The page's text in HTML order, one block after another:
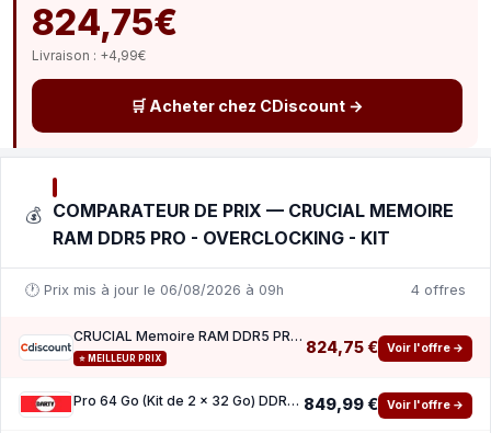
824,75€
Livraison : +4,99€
🛒 Acheter chez CDiscount →
💰 COMPARATEUR DE PRIX — CRUCIAL MEMOIRE
RAM DDR5 PRO - OVERCLOCKING - KIT
🕐 Prix mis à jour le 06/08/2026 à 09h 4 offres
CRUCIAL Memoire RAM DDR5 PRO - Overclocking - Kit 64GB (2 x 32GO) - 6400 MT s - CL40 - UDI
⭐ MEILLEUR PRIX
824,75 € Voir l'offre →
Pro 64 Go (Kit de 2 x 32 Go) DDR5 6400 Mhz CL40 849,99 € Voir l'offre →